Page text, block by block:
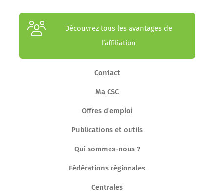
Découvrez tous les avantages de
l’affiliation
Contact
Ma CSC
Offres d'emploi
Publications et outils
Qui sommes-nous ?
Fédérations régionales
Centrales